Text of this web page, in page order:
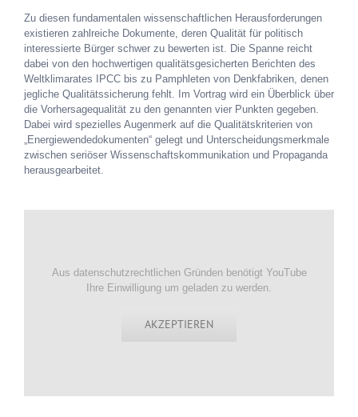
Zu diesen fundamentalen wissenschaftlichen Herausforderungen
existieren zahlreiche Dokumente, deren Qualität für politisch
interessierte Bürger schwer zu bewerten ist. Die Spanne reicht
dabei von den hochwertigen qualitätsgesicherten Berichten des
Weltklimarates IPCC bis zu Pamphleten von Denkfabriken, denen
jegliche Qualitätssicherung fehlt. Im Vortrag wird ein Überblick über
die Vorhersagequalität zu den genannten vier Punkten gegeben.
Dabei wird spezielles Augenmerk auf die Qualitätskriterien von
„Energiewendedokumenten“ gelegt und Unterscheidungsmerkmale
zwischen seriöser Wissenschaftskommunikation und Propaganda
herausgearbeitet.
Aus datenschutzrechtlichen Gründen benötigt YouTube
Ihre Einwilligung um geladen zu werden.
AKZEPTIEREN